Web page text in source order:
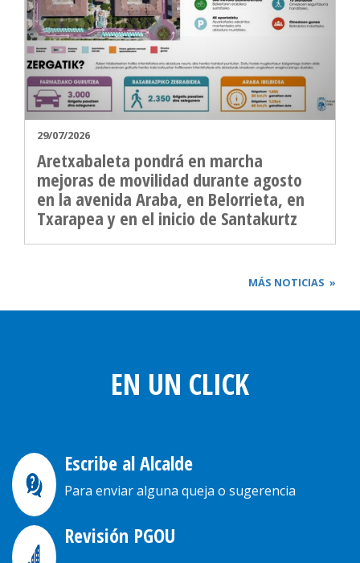
29/07/2026
Aretxabaleta pondrá en marcha
mejoras de movilidad durante agosto
en la avenida Araba, en Belorrieta, en
Txarapea y en el inicio de Santakurtz
MÁS NOTICIAS »
EN UN CLICK
Escribe al Alcalde
Para enviar alguna queja o sugerencia
Revisión PGOU